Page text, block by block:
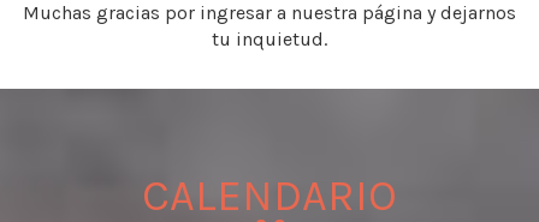
Muchas gracias por ingresar a nuestra página y dejarnos
tu inquietud.
CALENDARIO